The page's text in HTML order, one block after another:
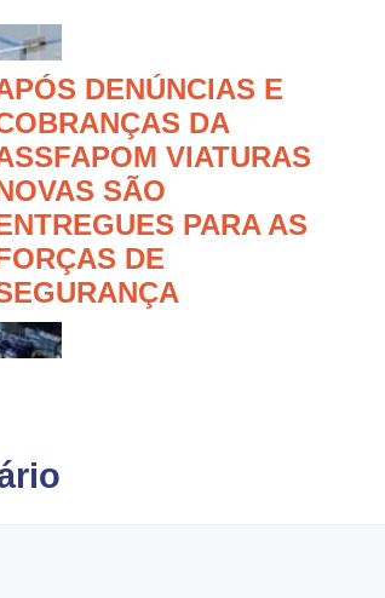
DENÚNCIAS E
DA
VIATURAS
SÃO
PARA AS
DE